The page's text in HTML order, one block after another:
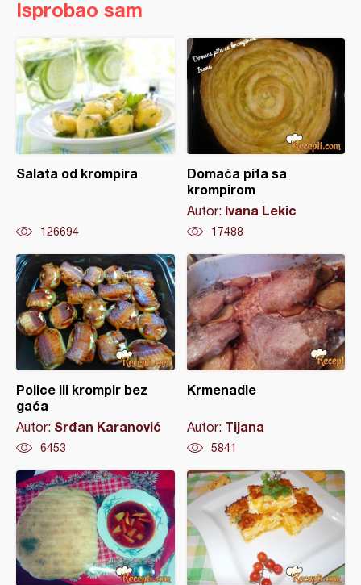
Isprobao sam
Salata od krompira
126694
Domaća pita sa
krompirom
Autor: Ivana Lekic
17488
Police ili krompir bez
gaća
Autor: Srđan Karanović
6453
Krmenadle
Autor: Tijana
5841